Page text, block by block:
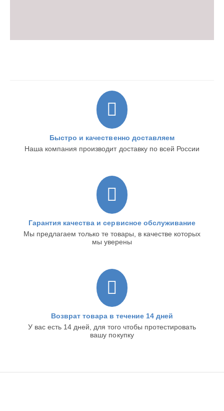
Быстро и качественно доставляем
Наша компания производит доставку по всей России
Гарантия качества и сервисное обслуживание
Мы предлагаем только те товары, в качестве которых
мы уверены
Возврат товара в течение 14 дней
У вас есть 14 дней, для того чтобы протестировать
вашу покупку